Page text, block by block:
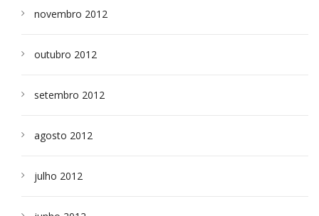
novembro 2012
outubro 2012
setembro 2012
agosto 2012
julho 2012